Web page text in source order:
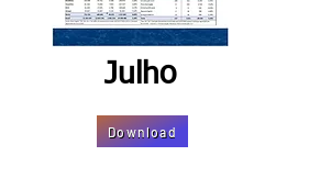
Julho
Download